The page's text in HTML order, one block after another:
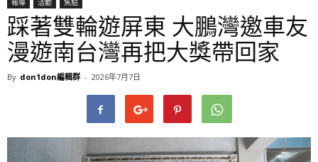
報導 活動 焦點
踩著雙輪遊屏東 大鵬灣邀車友
漫遊南台灣再把大獎帶回家
By don1don編輯群 - 2026年7月7日